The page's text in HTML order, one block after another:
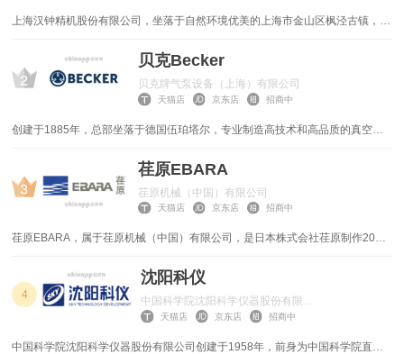
水泵导流过滤器
电动缝纫机
蒸汽发生器 工业吸尘器
油水分离器
冷却塔
上海汉钟精机股份有限公司，坐落于自然环境优美的上海市金山区枫泾古镇，地
面积4万余平方米。 汉钟精机专业从事螺杆式压缩机相应技术的研究开发，生产
销售及售后服务，主要产品包括R系列(螺杆式制冷压缩机)，L系列(螺杆式冷冻
压缩机)，A系列(螺杆式空气压缩机)，真空泵产品，广泛运用于各行各业，是重
贝克Becker
贝克牌气泵设备（上海）有限公司
天猫店 京东店 招商中
创建于1885年，总部坐落于德国伍珀塔尔，专业制造高技术和高品质的真空泵
荏原EBARA
荏原机械（中国）有限公司
天猫店 京东店 招商中
荏原EBARA，属于荏原机械（中国）有限公司，是日本株式会社荏原制作2006
及其它通用机械产品。荏原机械（中国）不仅负责荏原产品在中国市场上的销售
和服务，而且还承担着向日本、东南亚市场产品的供给，成为荏原通用机械产品
全球事业开展的重要组成部分
4
沈阳科仪
中国科学院沈阳科学仪器股份有限公司
天猫店 京东店 招商中
中国科学院沈阳科学仪器股份有限公司创建于1958年，前身为中国科学院直属